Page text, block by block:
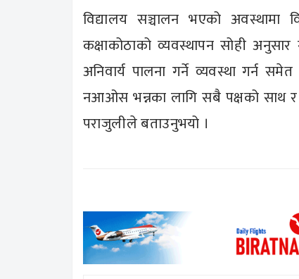
विद्यालय सञ्चालन भएको अवस्थामा
कक्षाकोठाको व्यवस्थापन सोही
अनिवार्य पालना गर्ने व्यवस्था गर्न
नआओस भन्नका लागि सबै पक्षको साथ र
पराजुलीले बताउनुभयो ।